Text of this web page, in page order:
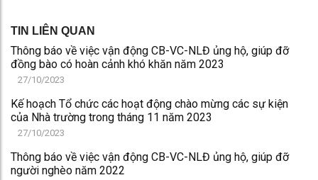
TIN LIÊN QUAN
Thông báo về việc vận động CB-VC-NLĐ ủng hộ, giúp đỡ
đồng bào có hoàn cảnh khó khăn năm 2023
27/10/2023
Kế hoạch Tổ chức các hoạt động chào mừng các sự kiện
của Nhà trường trong tháng 11 năm 2023
27/10/2023
Thông báo về việc vận động CB-VC-NLĐ ủng hộ, giúp đỡ
người nghèo năm 2022